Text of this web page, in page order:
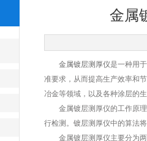
金属
金属镀层测厚仪是一种用
准要求，从而提高生产效率和
冶金等领域，以及各种涂层的
金属镀层测厚仪的工作原理
行检测。镀层测厚仪中的算法
金属镀层测厚仪主要分为两